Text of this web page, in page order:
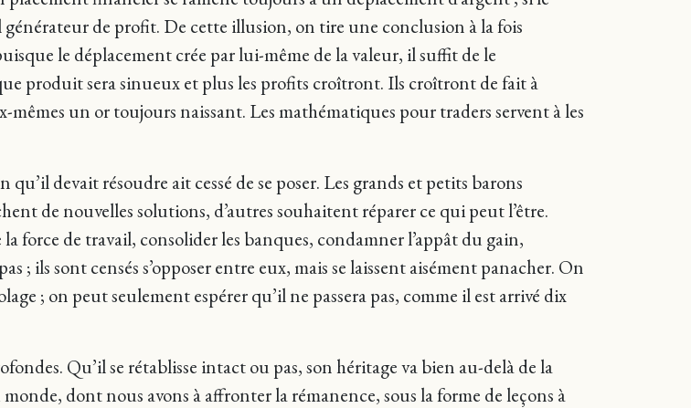
de profit. De cette illusion, on tire une conclusion à la fois
le déplacement crée par lui-même de la valeur, il suffit de le
produit sera sinueux et plus les profits croîtront. Ils croîtront de fait à
un or toujours naissant. Les mathématiques pour traders servent à les
devait résoudre ait cessé de se poser. Les grands et petits barons
de nouvelles solutions, d’autres souhaitent réparer ce qui peut l’être.
force de travail, consolider les banques, condamner l’appât du gain,
; ils sont censés s’opposer entre eux, mais se laissent aisément panacher. On
; on peut seulement espérer qu’il ne passera pas, comme il est arrivé dix
Qu’il se rétablisse intact ou pas, son héritage va bien au-delà de la
dont nous avons à affronter la rémanence, sous la forme de leçons à